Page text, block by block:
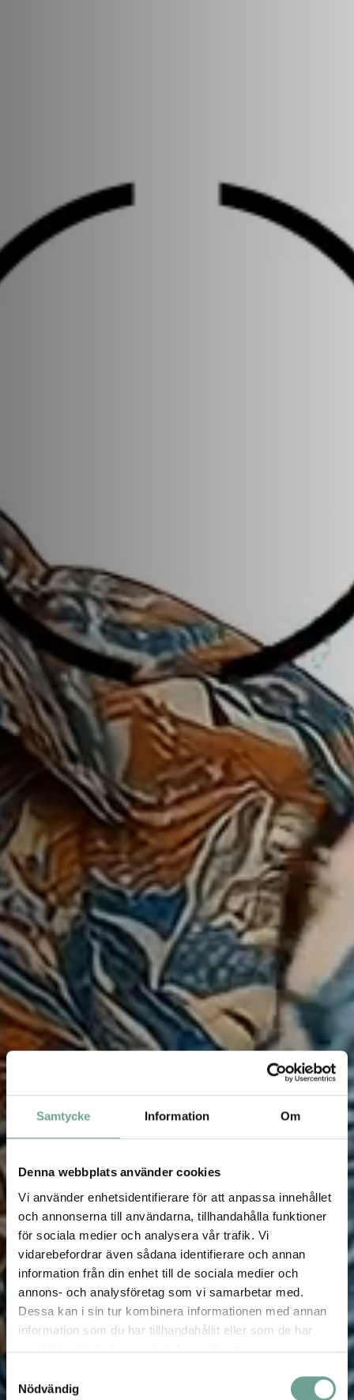
Samtycke Information Om
Denna webbplats använder cookies
Vi använder enhetsidentifierare för att anpassa innehållet
och annonserna till användarna, tillhandahålla funktioner
för sociala medier och analysera vår trafik. Vi
vidarebefordrar även sådana identifierare och annan
information från din enhet till de sociala medier och
annons- och analysföretag som vi samarbetar med.
Dessa kan i sin tur kombinera informationen med annan
information som du har tillhandahållit eller som de har
samlat in när du har använt deras tjänster.
Nödvändig